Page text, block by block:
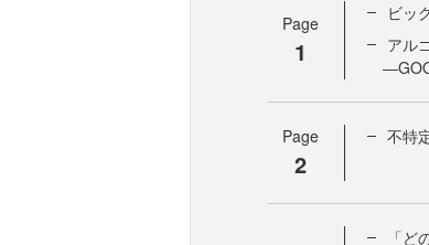
Page
1
ビッ
アル
Page
2
不特
「